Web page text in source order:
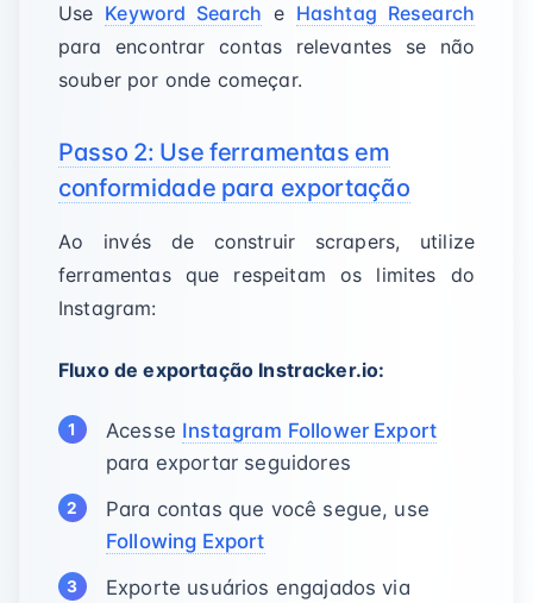
Use Keyword Search e Hashtag Research
para encontrar contas relevantes se não
souber por onde começar.
Passo 2: Use ferramentas em
conformidade para exportação
Ao invés de construir scrapers, utilize
ferramentas que respeitam os limites do
Instagram:
Fluxo de exportação Instracker.io:
Acesse Instagram Follower Export
para exportar seguidores
Para contas que você segue, use
Following Export
Exporte usuários engajados via